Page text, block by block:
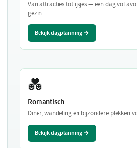
Van attracties tot ijsjes — een dag vol
gezin.
Bekijk dagplanning →
💑
Romantisch
Diner, wandeling en bijzondere plekken
Bekijk dagplanning →